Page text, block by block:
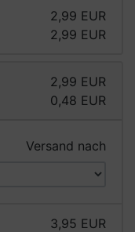
2,99 EUR
2,99 EUR
2,99 EUR
0,48 EUR
Versand nach
3,95 EUR